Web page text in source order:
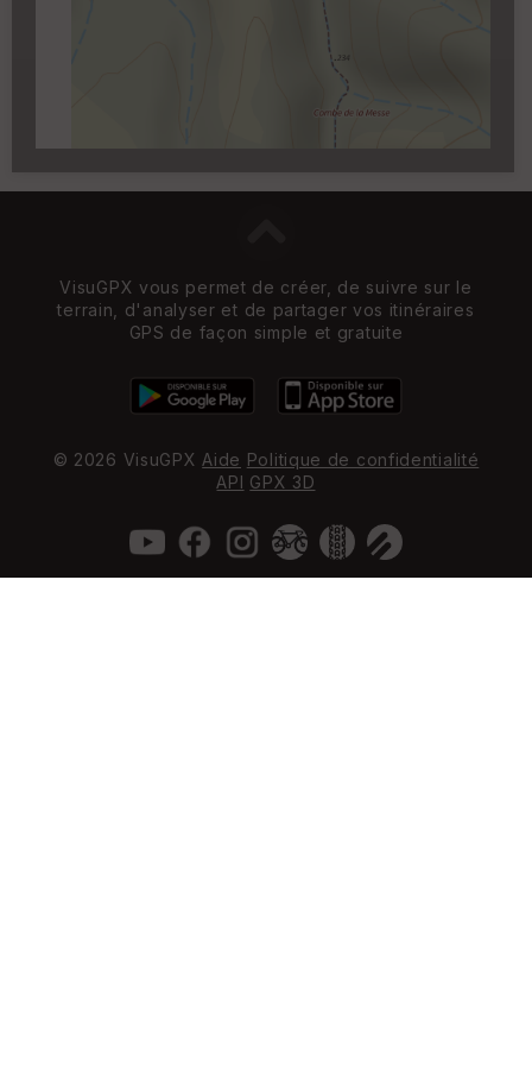
(1km à partir du niveau de
VisuGPX vous permet de créer, de suivre sur le
terrain, d'analyser et de partager vos itinéraires
GPS de façon simple et gratuite
© 2026 VisuGPX Aide Politique de confidentialité
API GPX 3D